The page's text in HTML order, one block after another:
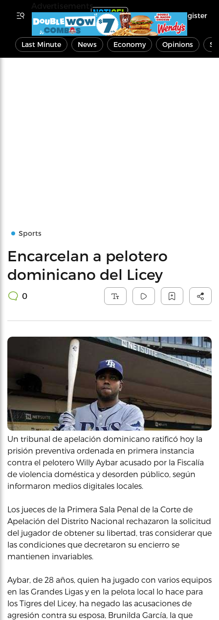
Register
Last Minute News Economy Opinions
Sports
Encarcelan a pelotero
dominicano del Licey
0
Un tribunal de apelación dominicano ratificó hoy la
prisión preventiva ordenada en primera instancia
contra el pelotero Willy Aybar acusado por la Fiscalía
de violencia doméstica y desorden público, según
informaron medios digitales locales.
Los jueces de la Primera Sala Penal de la Corte de
Apelación del Distrito Nacional rechazaron la solicitud
del jugador de obtener su libertad, tras considerar que
las condiciones que decretaron su encierro se
mantienen invariables.
Aybar, de 28 años, quien ha jugado con varios equipos
en las Grandes Ligas y en la pelota local lo hace para
los Tigres del Licey, ha negado las acusaciones de
agresión contra su esposa, Brunilda García, la que
Advertisements